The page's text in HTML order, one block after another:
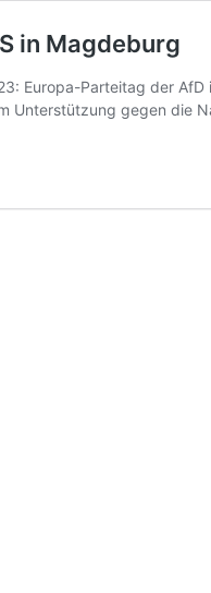
in Magdeburg
Europa-Parteitag der
Unterstützung gegen die